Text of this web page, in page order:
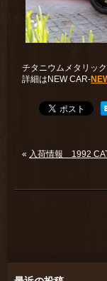
チタニウムメタリッ
詳細はNEW CAR-
« 入荷情報 1992